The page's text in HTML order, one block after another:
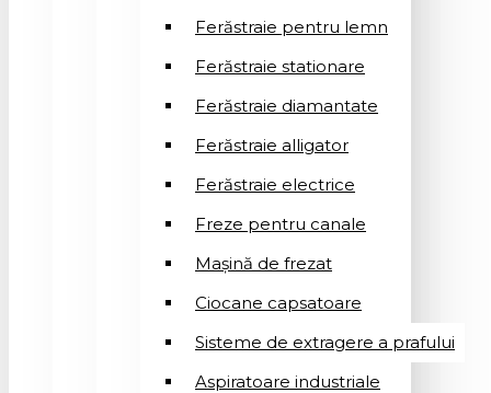
Ferăstraie pentru lemn
Ferăstraie stationare
Ferăstraie diamantate
Ferăstraie alligator
Ferăstraie electrice
Freze pentru canale
Mașină de frezat
Ciocane capsatoare
Sisteme de extragere a prafului
Aspiratoare industriale